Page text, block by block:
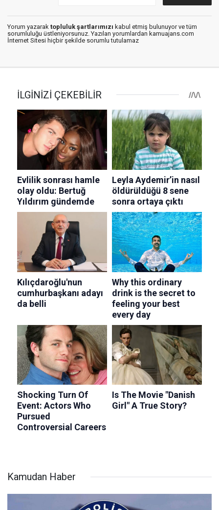
Yorum yazarak topluluk şartlarımızı kabul etmiş bulunuyor ve tüm
sorumluluğu üstleniyorsunuz. Yazılan yorumlardan kamuajans.com
İnternet Sitesi hiçbir şekilde sorumlu tutulamaz
Kamudan Haber